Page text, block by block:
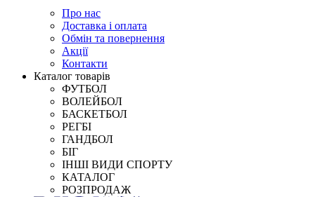
Про нас
Доставка і оплата
Обмін та повернення
Акції
Контакти
Каталог товарів
ФУТБОЛ
ВОЛЕЙБОЛ
БАСКЕТБОЛ
РЕГБІ
ГАНДБОЛ
БІГ
ІНШІ ВИДИ СПОРТУ
КАТАЛОГ
РОЗПРОДАЖ